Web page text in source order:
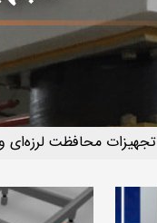
تجهیزات محافظت لرزه‌ای